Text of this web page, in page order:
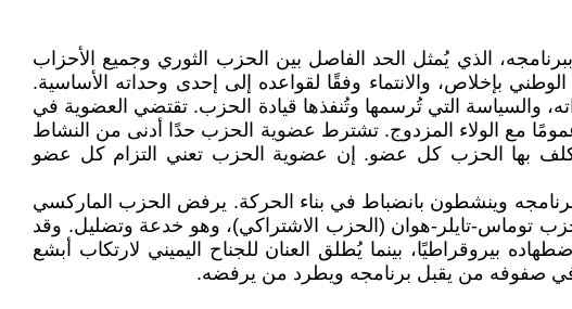
الذي يُمثل الحد الفاصل بين الحزب الثوري وجميع الأحزاب
بإخلاص، والانتماء وفقًا لقواعده إلى إحدى وحداته الأساسية.
والسياسة التي تُرسمها وتُنفذها قيادة الحزب. تقتضي العضوية في
عمومًا مع الولاء المزدوج. تشترط عضوية الحزب حدًا أدنى من النشاط
يُكلف بها الحزب كل عضو. إن عضوية الحزب تعني التزام كل عضو
برنامجه وينشطون بانضباط في بناء الحركة. يرفض الحزب الماركسي
توماس-تايلر-هوان (الحزب الاشتراكي)، وهو خدعة وتضليل. وقد
بيروقراطيًا، بينما يُطلق العنان للجناح اليميني لارتكاب أبشع
في صفوفه من يقبل برنامجه ويطرد من يرفضه.